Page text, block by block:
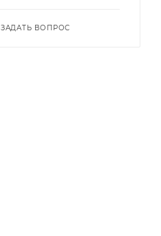
ЗАДАТЬ ВОПРОС